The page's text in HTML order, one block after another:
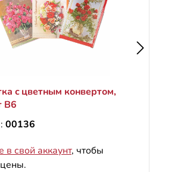
с цветным конвертом,
B6
00136
в свой аккаунт, чтобы